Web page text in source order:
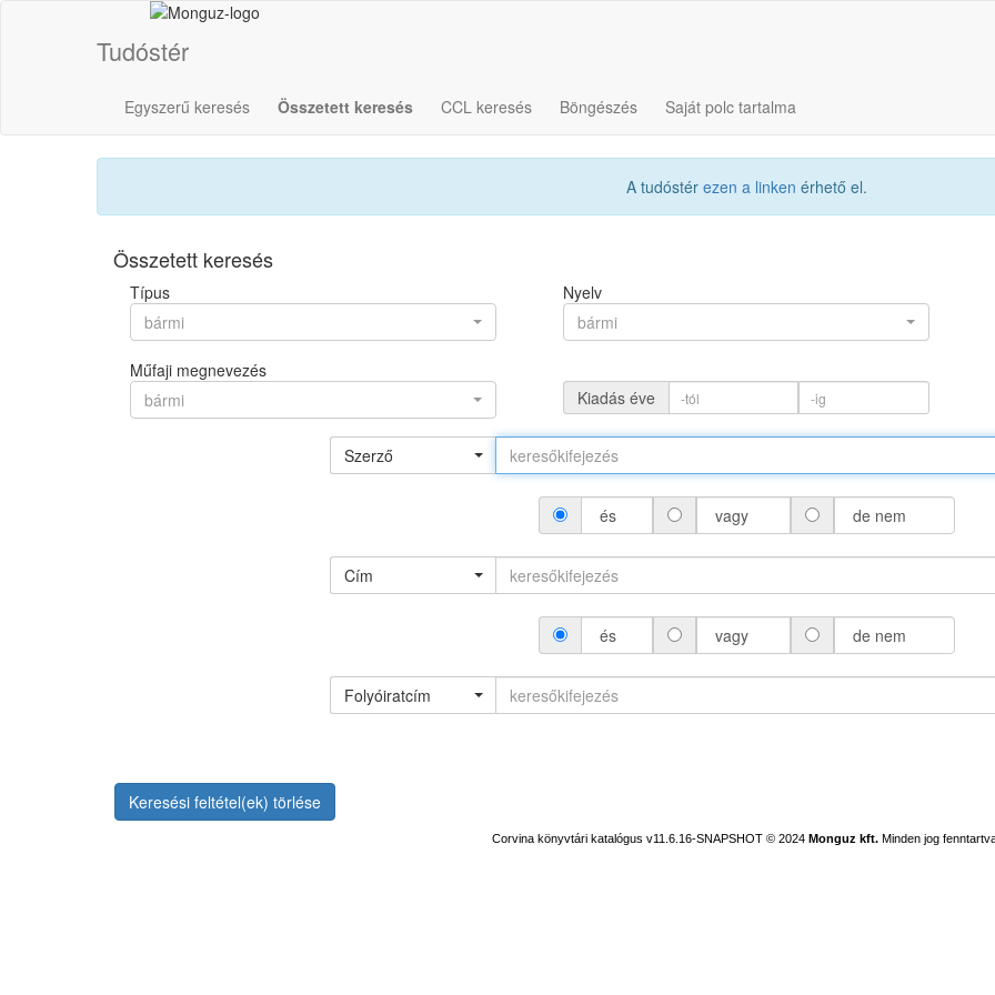
Tudóstér
Egyszerű keresés Összetett keresés CCL keresés Böngészés Saját polc tartalma
A tudóstér ezen a linken érhető el.
Összetett keresés
Típus
bármi
Nyelv
bármi
Műfaji megnevezés
bármi
Kiadás éve
Szerző
és vagy de nem
Cím
és vagy de nem
Folyóiratcím
Keresési feltétel(ek) törlése
Corvina könyvtári katalógus v11.6.16-SNAPSHOT © 2024 Monguz kft. Minden jog